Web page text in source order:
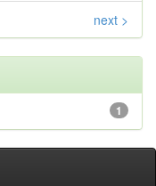
next >
1